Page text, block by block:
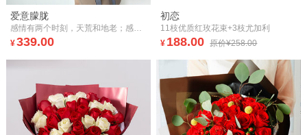
爱意朦胧
感情有两个时刻，天荒和地老；感情有两个地点，天涯和海角；感觉有两个人物，我爱的你和你爱的我；我们爱意朦胧。
¥339.00
初恋
11枝优质红玫花束+3枝尤加利
¥ 188.00 原价¥258.00